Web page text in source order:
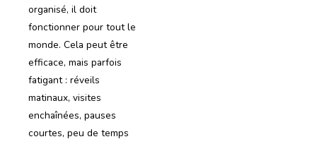
organisé, il doit
fonctionner pour tout le
monde. Cela peut être
efficace, mais parfois
fatigant : réveils
matinaux, visites
enchaînées, pauses
courtes, peu de temps